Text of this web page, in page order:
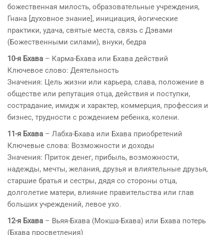
божественная милость, образовательные учреждения,
Гнана [духовное знание], инициация, йогические
практики, удача, святые места, связь с Дэвами
(Божественными силами), внуки, бедра
10-я Бхава – Карма-Бхава или Бхава действий
Ключевое слово: Деятельность
Значения: Цель жизни или карьера, слава, положение в
обществе или репутация отца, действия и поступки,
сострадание, имидж и характер, коммерция, профессия и
бизнес, трудности с рождением ребенка, колени.
11-я Бхава – Лабха-Бхава или Бхава приобретений
Ключевые слова: Возможности и доходы
Значения: Приток денег, прибыль, возможности,
надежды, мечты, желания, друзья и влиятельные друзья,
старшие братья и сестры, дядя со стороны отца,
долголетие матери, влияние правительства или глав
больших учреждений, левое ухо.
12-я Бхава – Вьяя-Бхава (Мокша-Бхава) или Бхава потерь
(Бхава просветления)